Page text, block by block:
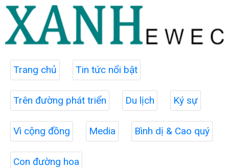
Trang chủ Tin tức nổi bật
Trên đường phát triển Du lịch Ký sự
Vì cộng đồng Media Bình dị & Cao quý
Con đường hoa